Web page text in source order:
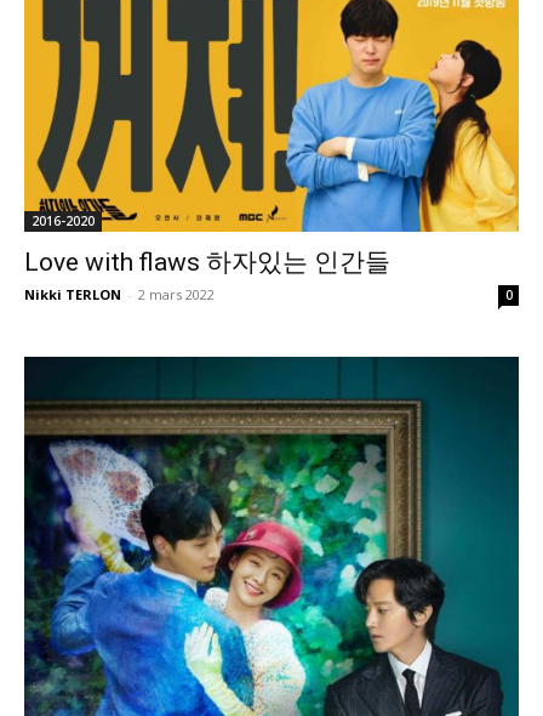
2016-2020
Love with flaws 하자있는 인간들
Nikki TERLON - 2 mars 2022 0